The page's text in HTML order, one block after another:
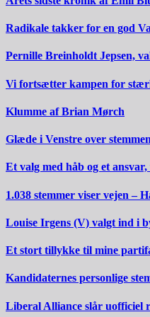
Radikale takker for en god
Pernille Breinholdt Jepsen,
Vi fortsætter kampen for
Klumme af Brian Mørch
Glæde i Venstre over
Et valg med håb og et
1.038 stemmer viser vejen –
Louise Irgens (V) valgt ind i
Et stort tillykke til mine
Kandidaternes personlige
Liberal Alliance slår uofficiel